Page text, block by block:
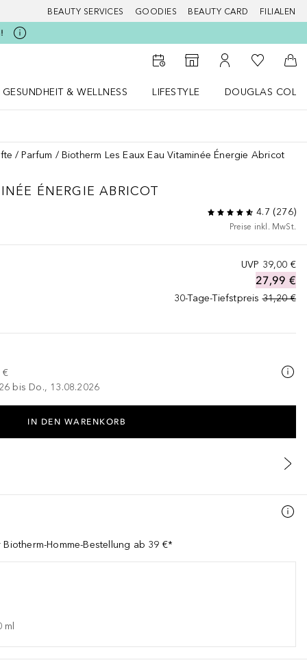
BEAUTY SERVICES GOODIES BEAUTY CARD FILIALEN
Zum Storefinder
Zu Meinem
Zu Meiner
GESUNDHEIT & WELLNESS
LIFESTYLE
DOUGLAS
Parfum Biotherm Les Eaux Eau Vitaminée Énergie Abricot
ÉNERGIE ABRICOT
4.7 (276)
Preise inkl. MwSt.
UVP 39,00 €
27,99 €
30-Tage-Tiefstpreis 31,20 €
€
bis Do., 13.08.2026
IN DEN WARENKORB
Homme-Bestellung ab 39 €*
ml